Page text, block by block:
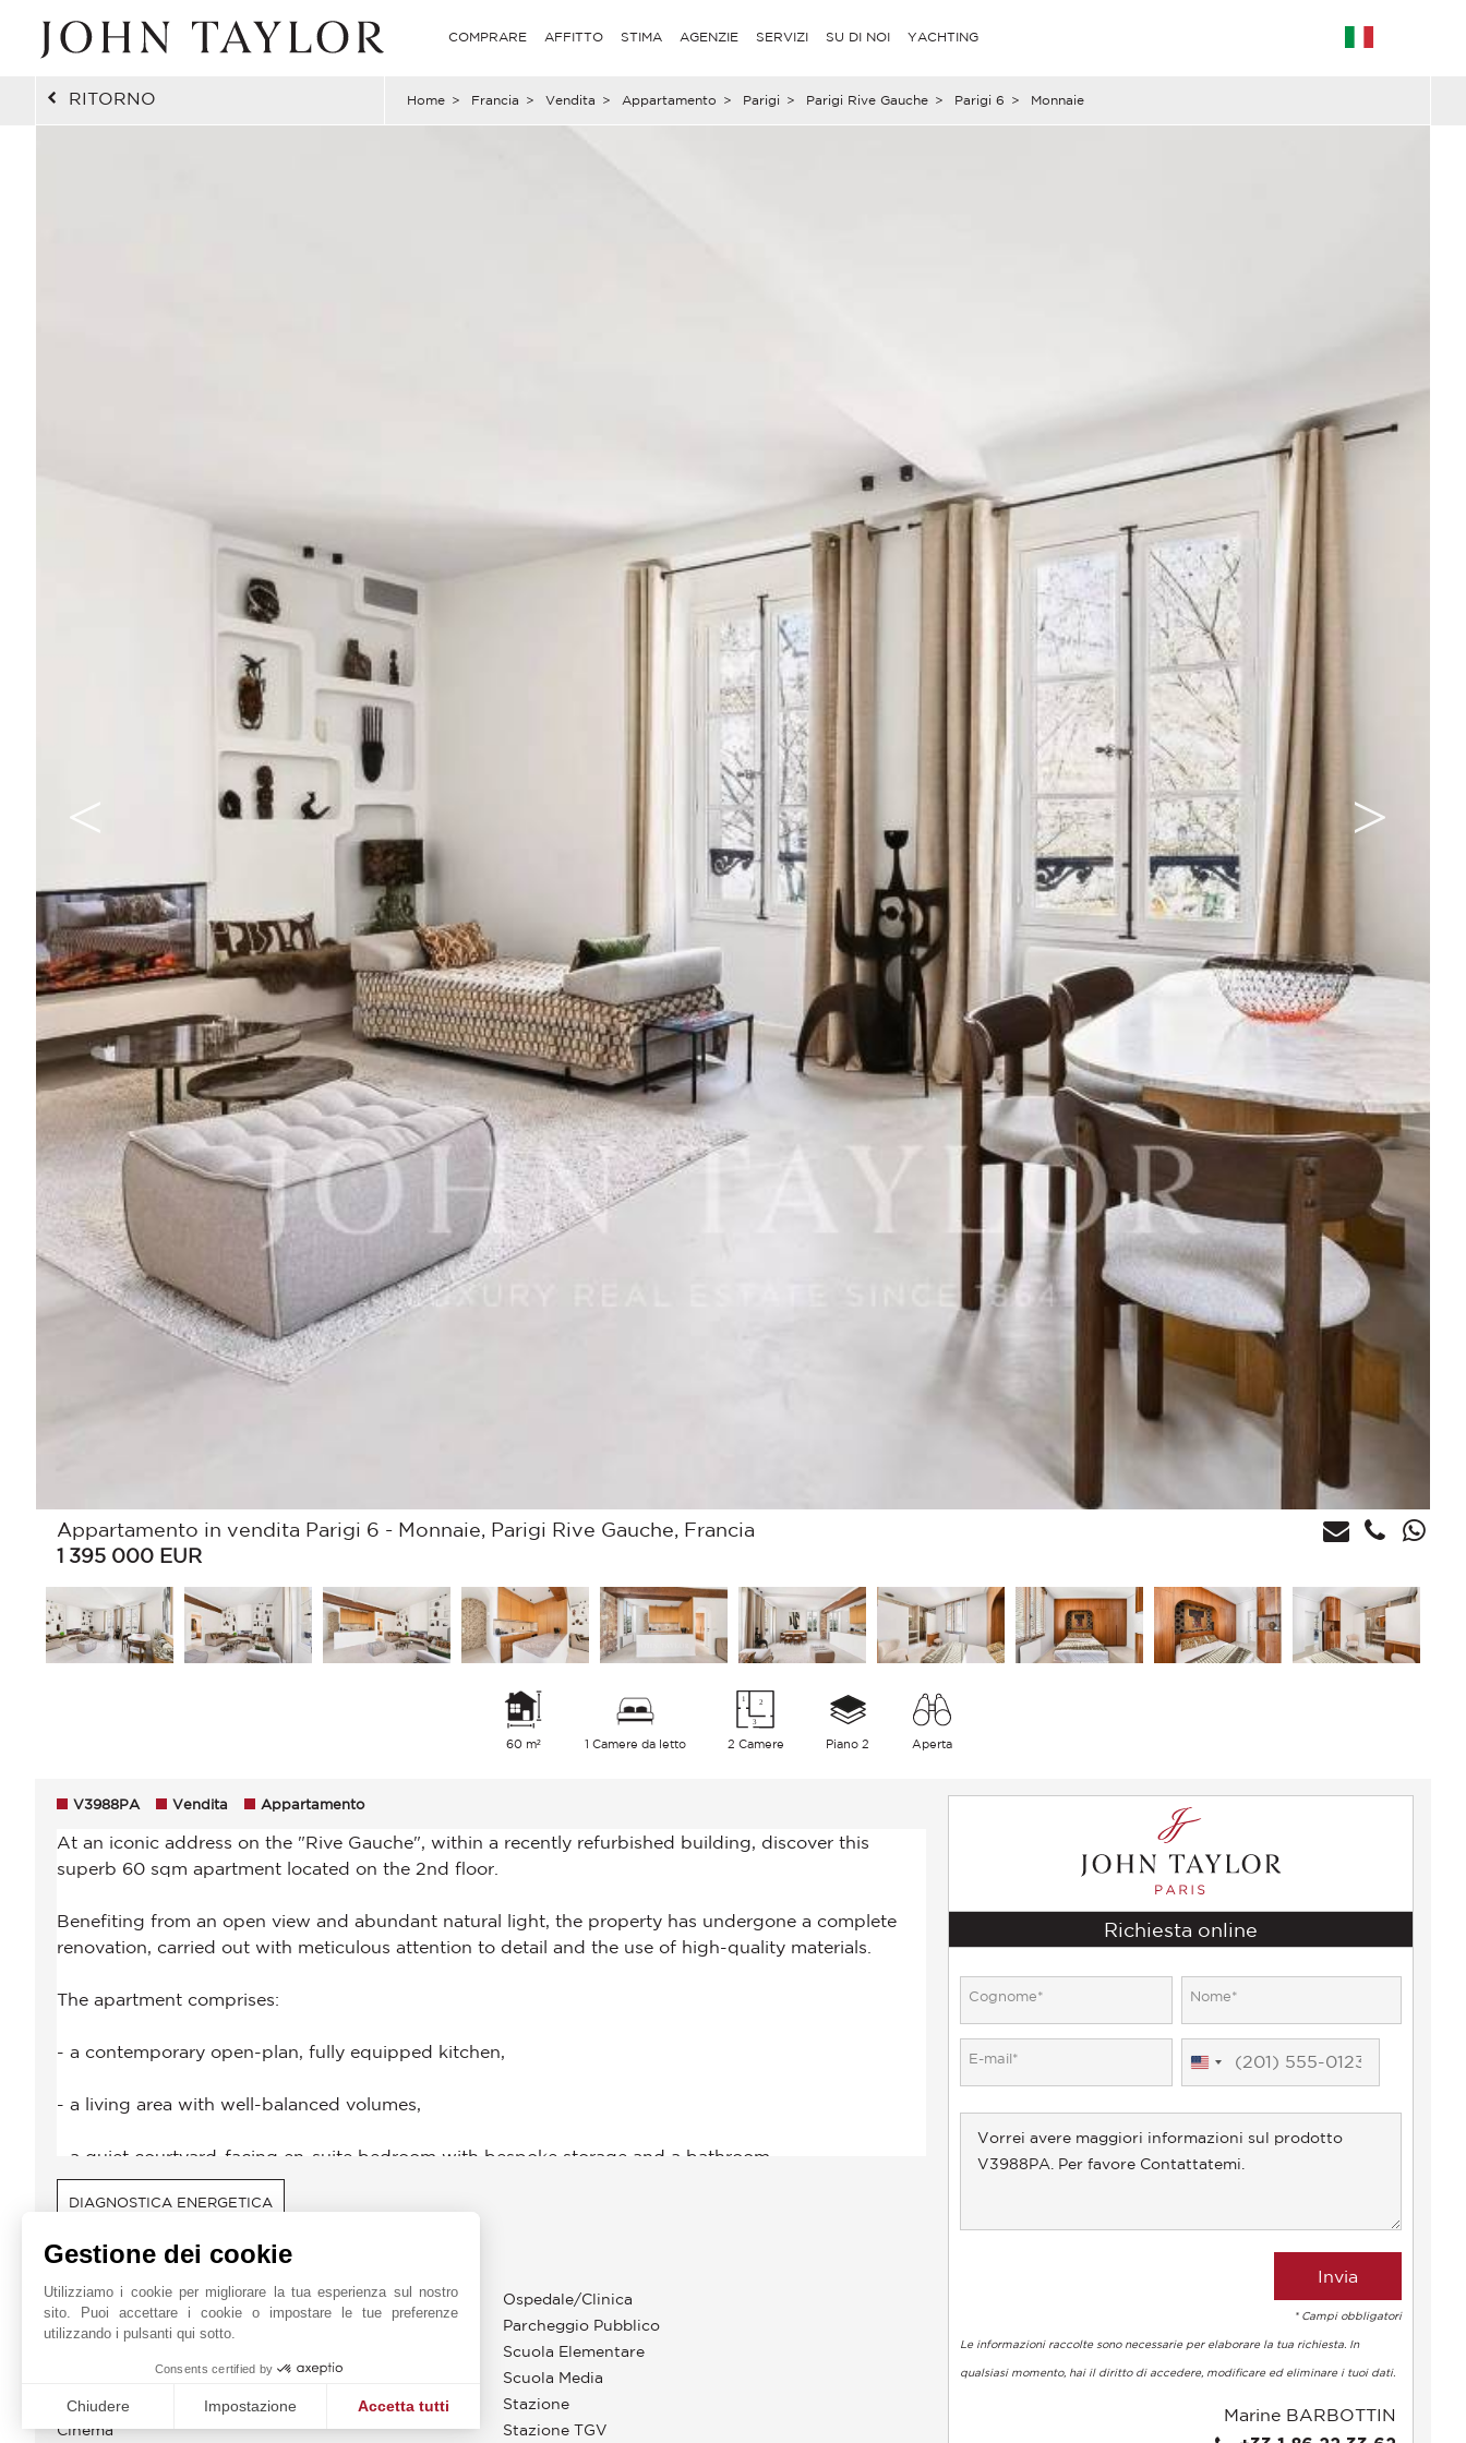
COMPRARE AFFITTO STIMA AGENZIE SERVIZI SU DI NOI YACHTING
RITORNO Home > Francia > Vendita > Appartamento > Parigi > Parigi Rive Gauche > Parigi 6 > Monnaie
Appartamento in vendita Parigi 6 - Monnaie, Parigi Rive Gauche, Francia
1 395 000 EUR
60 m² 1 Camere da letto 2 Camere Piano 2 Aperta
V3988PA Vendita Appartamento
DIAGNOSTICA ENERGETICA
DINTORNI
Autobus
Autostazione
Centro Congressi
Cinema
Ospedale/Clinica
Parcheggio Pubblico
Scuola Elementare
Scuola Media
Stazione
Stazione TGV
Richiesta online
United
* Campi obbligatori
Le informazioni raccolte sono necessarie per elaborare la tua richiesta. In
qualsiasi momento, hai il diritto di accedere, modificare ed eliminare i tuoi dati.
Marine BARBOTTIN
Gestione dei cookie
Utilizziamo i cookie per migliorare la tua esperienza sul nostro
sito. Puoi accettare i cookie o impostare le tue preferenze
utilizzando i pulsanti qui sotto.
Consents certified by
Chiudere Impostazione Accetta tutti